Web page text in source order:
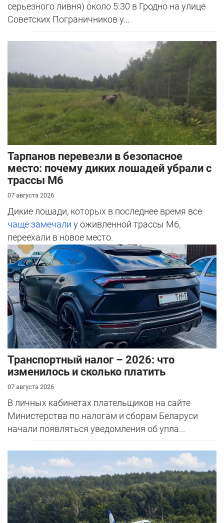
серьезного ливня) около 5:30 в Гродно на улице
Советских Пограничников у...
Тарпанов перевезли в безопасное
место: почему диких лошадей убрали с
трассы М6
07 августа 2026
Дикие лошади, которых в последнее время все
чаще замечали у оживленной трассы М6,
переехали в новое место.
Транспортный налог – 2026: что
изменилось и сколько платить
07 августа 2026
В личных кабинетах плательщиков на сайте
Министерства по налогам и сборам Беларуси
начали появляться уведомления об упла...